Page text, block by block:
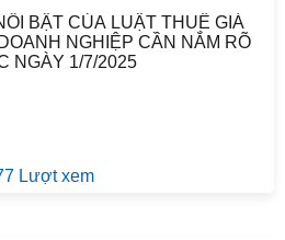
BẬT CỦA LUẬT THUẾ GIÁ
NGHIỆP CẦN NẮM RÕ
NGÀY 1/7/2025
Lượt xem